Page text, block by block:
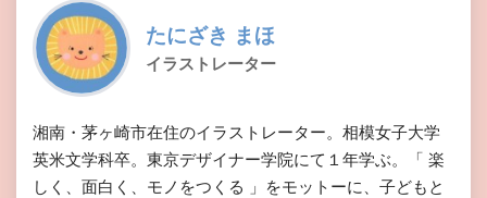
たにざき まほ
イラストレーター
湘南・茅ヶ崎市在住のイラストレーター。相模女子大学
英米文学科卒。東京デザイナー学院にて１年学ぶ。「 楽
しく、面白く、モノをつくる 」をモットーに、子どもと